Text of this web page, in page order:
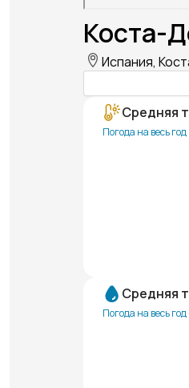
Коста-
Испания,
Средняя
Погода на весь год
Средняя
Погода на весь год